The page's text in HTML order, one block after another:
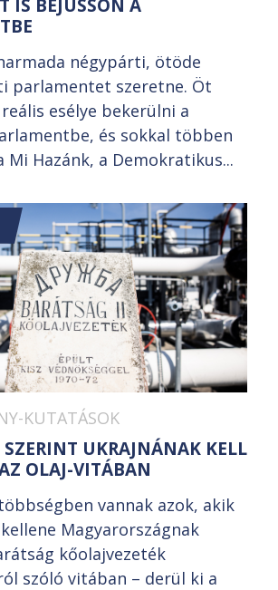
IS BEJUSSON A
négypárti, ötöde
parlamentet szeretne. Öt
esélye bekerülni a
és sokkal többen
Mi Hazánk, a Demokratikus...
KUTATÁSOK
SZERINT UKRAJNÁNAK KELL
OLAJ-VITÁBAN
vannak azok, akik
Magyarországnak
kőolajvezeték
szóló vitában – derül ki a